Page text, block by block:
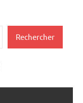
Rechercher